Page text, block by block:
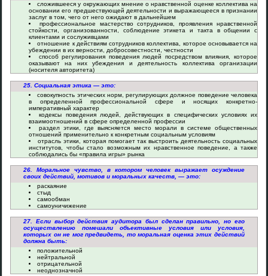
сложившееся у окружающих мнение о нравственной оценке коллектива на
основании его предшествующей деятельности и выражающееся в признании
заслуг в том, чего от него ожидают в дальнейшем
профессиональное мастерство сотрудников, проявления нравственной
стойкости, организованности, соблюдение этикета и такта в общении с
клиентами и сослуживцами
отношение к действиям сотрудников коллектива, которое основывается на
убеждении в их верности, добросовестности, честности
способ регулирования поведения людей посредством влияния, которое
оказывают на них убеждения и деятельность коллектива организации
(носителя авторитета)
25. Социальная этика — это:
совокупность этических норм, регулирующих должное поведение человека
в определенной профессиональной сфере и носящих конкретно-
императивный характер
кодексы поведения людей, действующих в специфических условиях их
взаимоотношений в сфере определенной профессии
раздел этики, где выясняется место морали в системе общественных
отношений применительно к конкретным социальным условиям
отрасль этики, которая помогает так выстроить деятельность социальных
институтов, чтобы стало возможным их нравственное поведение, а также
соблюдались бы «правила игры» рынка
26. Моральное чувство, в котором человек выражает осуждение
своих действий, мотивов и моральных качеств, — это:
раскаяние
стыд
самообман
самоуничижение
27. Если выбор действия аудитора был сделан правильно, но его
осуществлению помешали объективные условия или условия,
которых он не мог предвидеть, то моральная оценка этих действий
должна быть:
положительной
нейтральной
отрицательной
неоднозначной